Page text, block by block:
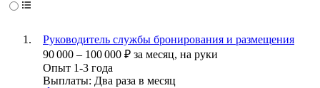
Руководитель службы бронирования и размещения
90 000 – 100 000 ₽ за месяц, на руки
Опыт 1-3 года
Выплаты: Два раза в месяц